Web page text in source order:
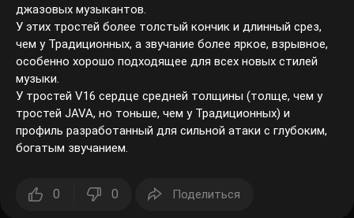
джазовых музыкантов.
У этих тростей более толстый кончик и длинный срез,
чем у Традиционных, а звучание более яркое, взрывное,
особенно хорошо подходящее для всех новых стилей
музыки.
У тростей V16 сердце средней толщины (толще, чем у
тростей JAVA, но тоньше, чем у Традиционных) и
профиль разработанный для сильной атаки с глубоким,
богатым звучанием.
0 0 Поделиться